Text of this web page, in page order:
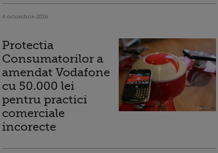
4 octombrie 2016
Protectia
Consumatorilor a
amendat Vodafone
cu 50.000 lei
pentru practici
comerciale
incorecte